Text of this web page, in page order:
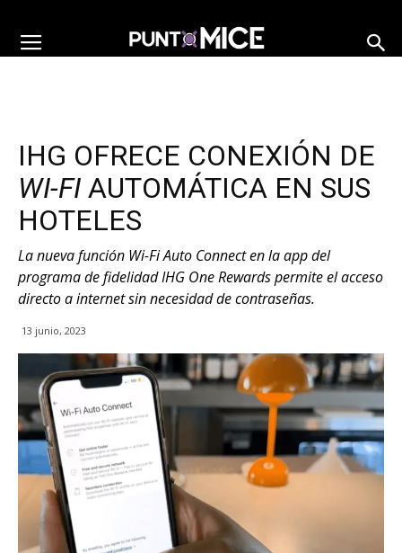
IHG OFRECE CONEXIÓN DE
WI-FI AUTOMÁTICA EN SUS
HOTELES
La nueva función Wi-Fi Auto Connect en la app del
programa de fidelidad IHG One Rewards permite el acceso
directo a internet sin necesidad de contraseñas.
13 junio, 2023